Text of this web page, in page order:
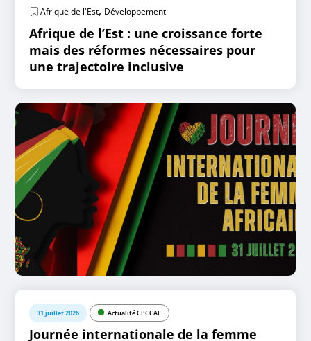
Afrique de l'Est, Développement
Afrique de l’Est : une croissance forte
mais des réformes nécessaires pour
une trajectoire inclusive
31 juillet 2026 Actualité CPCCAF
Journée internationale de la femme